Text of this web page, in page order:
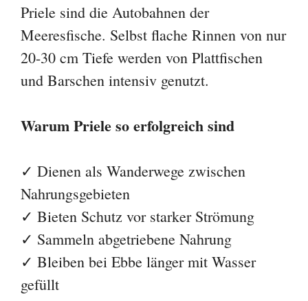
Priele sind die Autobahnen der
Meeresfische. Selbst flache Rinnen von nur
20-30 cm Tiefe werden von Plattfischen
und Barschen intensiv genutzt.
Warum Priele so erfolgreich sind
✓ Dienen als Wanderwege zwischen
Nahrungsgebieten
✓ Bieten Schutz vor starker Strömung
✓ Sammeln abgetriebene Nahrung
✓ Bleiben bei Ebbe länger mit Wasser
gefüllt